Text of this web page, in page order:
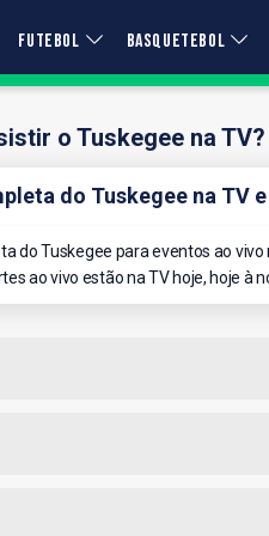
FUTEBOL BASQUETEBOL
o Tuskegee na TV?
do Tuskegee na TV
do Tuskegee para eventos ao
ao vivo estão na TV hoje, hoje à